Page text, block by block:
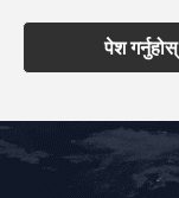
पेश गर्नुहोस्